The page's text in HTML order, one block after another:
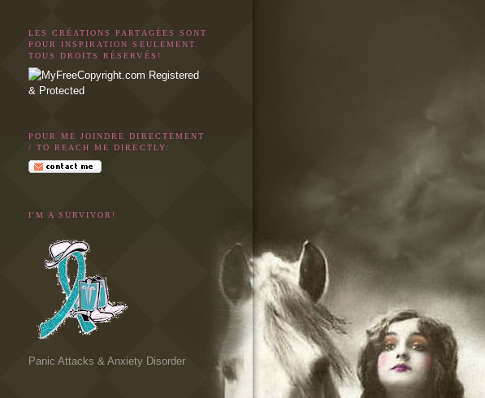
LES CRÉATIONS PARTAGÉES SONT
POUR INSPIRATION SEULEMENT.
TOUS DROITS RÉSERVÉS!
POUR ME JOINDRE DIRECTEMENT
/ TO REACH ME DIRECTLY:
I'M A SURVIVOR!
Panic Attacks & Anxiety Disorder